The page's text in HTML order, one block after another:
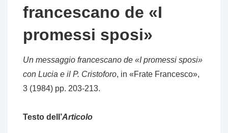
francescano de «I
promessi sposi»
Un messaggio francescano de «I promessi sposi»
con Lucia e il P. Cristoforo, in «Frate Francesco»,
3 (1984) pp. 203-213.
Testo dell’Articolo